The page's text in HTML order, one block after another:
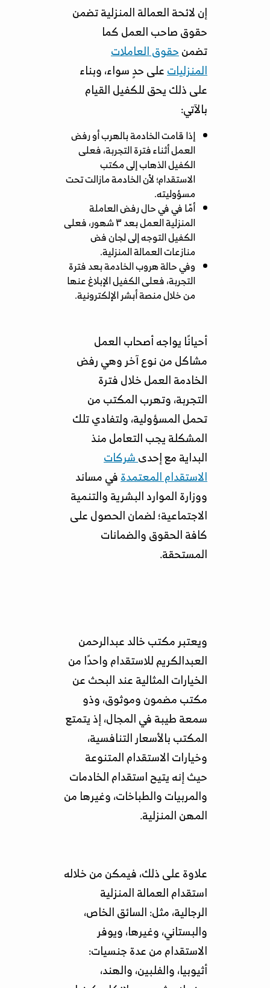
إن لائحة العمالة المنزلية تضمن
حقوق صاحب العمل كما
تضمنحقوق العاملات
المنزلياتعلى حدٍ سواء، وبناء
على ذلك يحق للكفيل القيام
بالآتي:
إذا قامت الخادمة بالهرب أو رفض
العمل أثناء فترة التجربة، فعلى
الكفيل الذهاب إلى مكتب
الاستقدام؛ لأن الخادمة مازالت تحت
مسؤوليته.
أمّا في في حال رفض العاملة
المنزلية العمل بعد ٣ شهور، فعلى
الكفيل التوجه إلى لجان فض
منازعات العمالة المنزلية.
وفي حالة هروب الخادمة بعد فترة
التجربة، فعلى الكفيل الإبلاغ عنها
من خلال منصة أبشر الإلكترونية.
أحيانًا يواجه أصحاب العمل
مشاكل من نوع آخر وهي رفض
الخادمة العمل خلال فترة
التجربة، وتهرب المكتب من
تحمل المسؤولية، ولتفادي تلك
المشكلة يجب التعامل منذ
البداية مع إحدىشركات
الاستقدام المعتمدةفي مساند
ووزارة الموارد البشرية والتنمية
الاجتماعية؛ لضمان الحصول على
كافة الحقوق والضمانات
المستحقة.
ويعتبر مكتب خالد عبدالرحمن
العبدالكريم للاستقدام واحدًا من
الخيارات المثالية عند البحث عن
مكتب مضمون وموثوق، وذو
سمعة طيبة في المجال، إذ يتمتع
المكتب بالأسعار التنافسية،
وخيارات الاستقدام المتنوعة
حيث إنه يتيح استقدام الخادمات
والمربيات والطباخات، وغيرها من
المهن المنزلية.
علاوة على ذلك، فيمكن من خلاله
استقدام العمالة المنزلية
الرجالية، مثل: السائق الخاص،
والبستاني، وغيرها، ويوفر
الاستقدام من عدة جنسيات:
أثيوبيا، والفلبين، والهند،